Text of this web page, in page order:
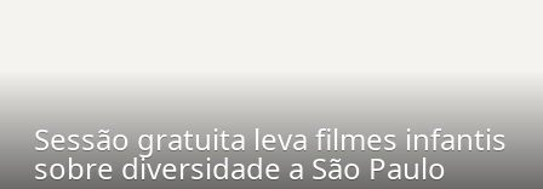
Sessão gratuita leva filmes infantis
sobre diversidade a São Paulo